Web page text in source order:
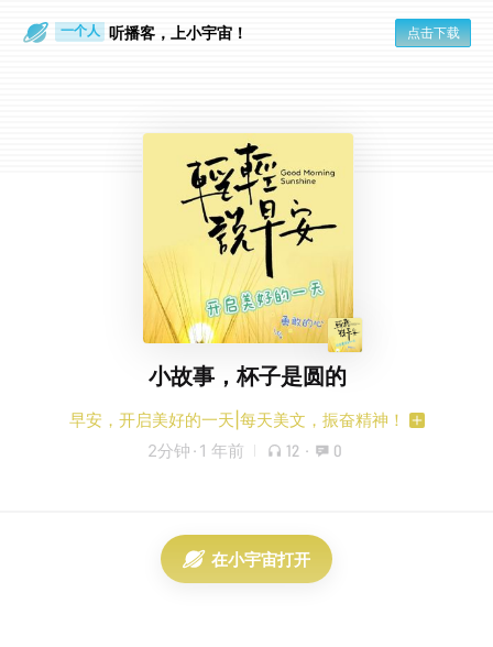
一个人
听播客，上小宇宙！ 点击下载
小故事，杯子是圆的
早安，开启美好的一天|每天美文，振奋精神！
2分钟 · 1 年前 12 · 0
在小宇宙打开